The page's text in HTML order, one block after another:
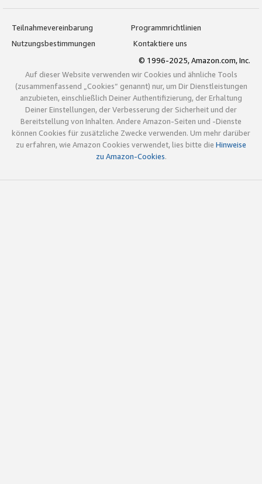
Teilnahmevereinbarung
Programmrichtlinien
Nutzungsbestimmungen
Kontaktiere uns
© 1996-2025, Amazon.com, Inc.
Auf dieser Website verwenden wir Cookies und ähnliche Tools
(zusammenfassend „Cookies“ genannt) nur, um Dir Dienstleistungen
anzubieten, einschließlich Deiner Authentifizierung, der Erhaltung
Deiner Einstellungen, der Verbesserung der Sicherheit und der
Bereitstellung von Inhalten. Andere Amazon-Seiten und -Dienste
können Cookies für zusätzliche Zwecke verwenden. Um mehr darüber
zu erfahren, wie Amazon Cookies verwendet, lies bitte die Hinweise
zu Amazon-Cookies.